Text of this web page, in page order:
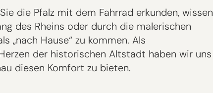
die Pfalz mit dem Fahrrad erkunden, wissen
des Rheins oder durch die malerischen
„nach Hause“ zu kommen. Als
der historischen Altstadt haben wir uns
diesen Komfort zu bieten.